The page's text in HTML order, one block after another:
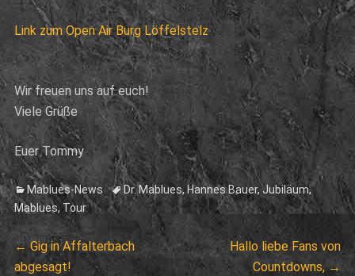
Link zum Open Air Burg Löffelstelz
Wir freuen uns auf euch!
Viele Grüße
Euer Tommy
Categories
Mablues-News TagsDr. Mablues, Hannes Bauer,Jubiläum,
Mablues, Tour
Beitragsnavigation
←Previous
post:
Gig in Affalterbach
abgesagt!
Next
post:
Hallo liebe Fans von
Countdowns, →